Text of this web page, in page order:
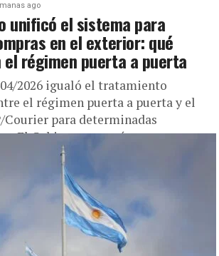
ago
unificó el sistema para
en el exterior: qué
el régimen puerta a puerta
2026 igualó el tratamiento
el régimen puerta a puerta y el
Courier para determinadas
El Gobierno avanzó con una